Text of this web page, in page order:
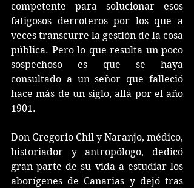
competente para solucionar esos
fatigosos derroteros por los que a
veces transcurre la gestión de la cosa
pública. Pero lo que resulta un poco
sospechoso es que se haya
consultado a un señor que falleció
hace más de un siglo, allá por el año
1901.
Don Gregorio Chil y Naranjo, médico,
historiador y antropólogo, dedicó
gran parte de su vida a estudiar los
aborígenes de Canarias y dejó tras